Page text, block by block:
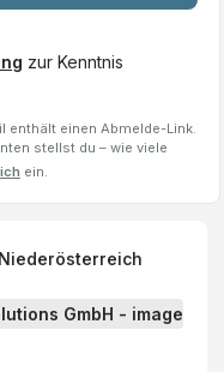
zur Kenntnis
enthält einen Abmelde-Link.
stellst du – wie viele
ein.